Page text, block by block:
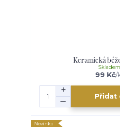
Keramická
99 Kč/
Skladem
Přidat
Novinka